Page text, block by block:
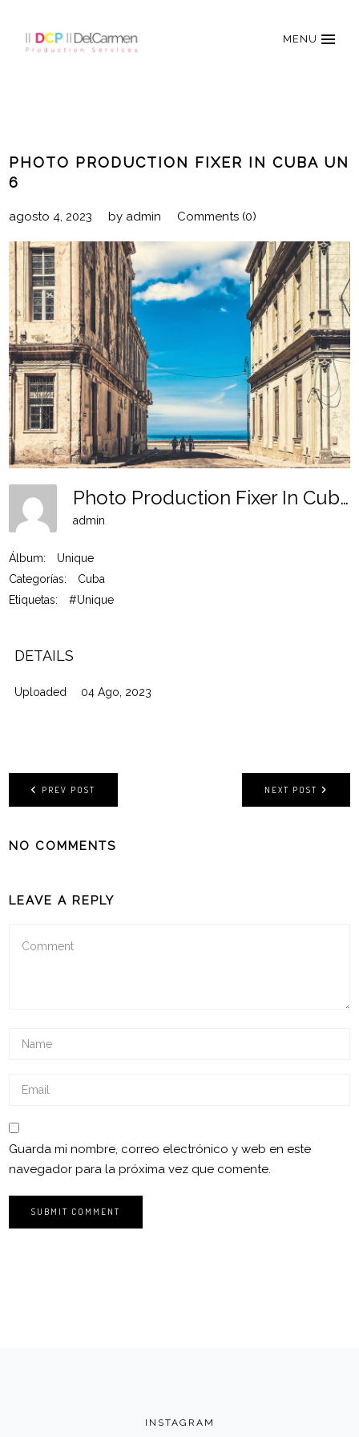
MENU
PHOTO PRODUCTION FIXER IN CUBA UN
6
agosto 4, 2023 by admin Comments (0)
Photo Production Fixer In Cuba Un 6
admin
Álbum:
Unique
Categorías:
Cuba
Etiquetas:
#Unique
DETAILS
Uploaded 04 Ago, 2023
NEXT POST
PREV POST
NO COMMENTS
LEAVE A REPLY
Guarda mi nombre, correo electrónico y web en este
navegador para la próxima vez que comente.
INSTAGRAM